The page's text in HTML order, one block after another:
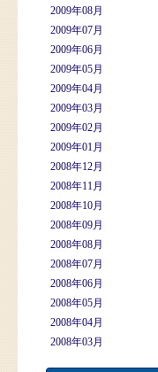
2009年08月
2009年07月
2009年06月
2009年05月
2009年04月
2009年03月
2009年02月
2009年01月
2008年12月
2008年11月
2008年10月
2008年09月
2008年08月
2008年07月
2008年06月
2008年05月
2008年04月
2008年03月